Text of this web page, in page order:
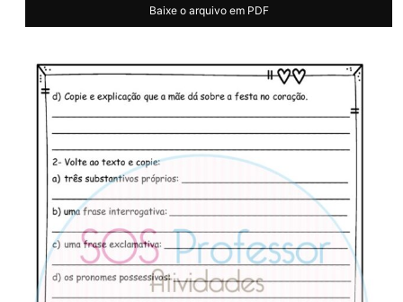
Baixe o arquivo em PDF